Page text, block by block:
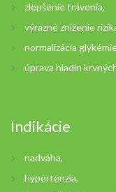
zlepšenie trávenia,
výrazné zníženie
normalizácia
úprava hladín
Indikácie
nadváha,
hypertenzia,